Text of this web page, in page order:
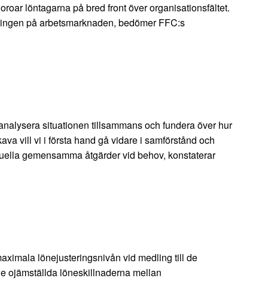
löntagarna på bred front över organisationsfältet.
på arbetsmarknaden, bedömer FFC:s
situationen tillsammans och fundera över hur
vill vi i första hand gå vidare i samförstånd och
gemensamma åtgärder vid behov, konstaterar
lönejusteringsnivån vid medling till de
ojämställda löneskillnaderna mellan